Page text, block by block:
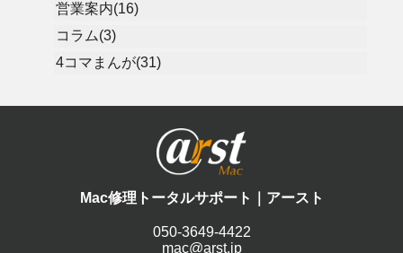
営業案内(16)
コラム(3)
4コマまんが(31)
Mac修理トータルサポート｜アースト
050-3649-4422
mac@arst.jp